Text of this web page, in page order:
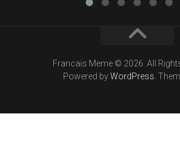
Francais Meme © 2026. All
Powered byWordPress .